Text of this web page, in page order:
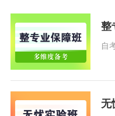
整
自
无